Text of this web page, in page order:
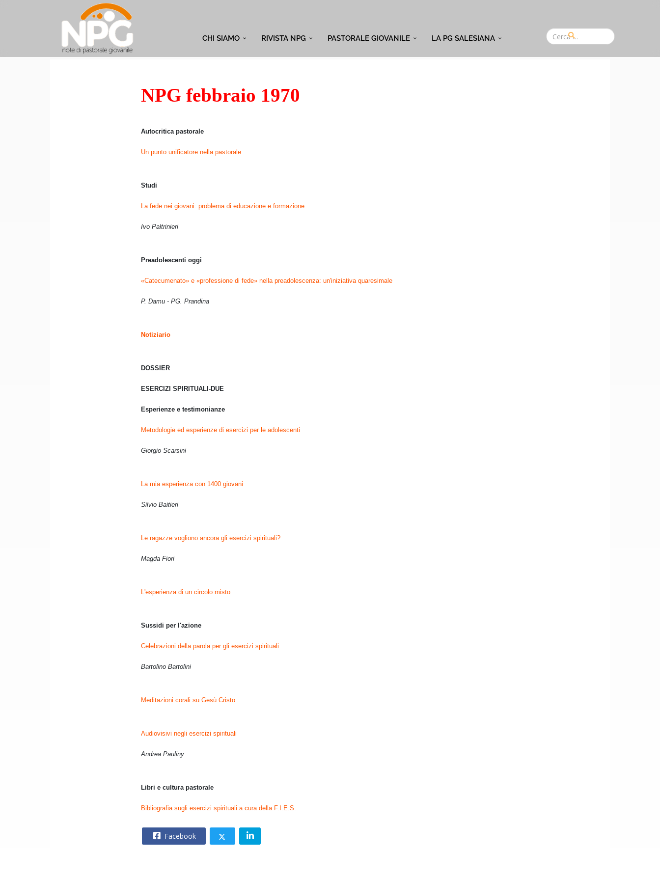
CHI SIAMO RIVISTA NPG PASTORALE GIOVANILE LA PG SALESIANA
NPG febbraio 1970
Autocritica pastorale
Un punto unificatore nella pastorale
Studi
La fede nei giovani: problema di educazione e formazione
Ivo Paltrinieri
Preadolescenti oggi
«Catecumenato» e «professione di fede» nella preadolescenza: un'iniziativa quaresimale
P. Damu - PG. Prandina
Notiziario
DOSSIER
ESERCIZI SPIRITUALI-DUE
Esperienze e testimonianze
Metodologie ed esperienze di esercizi per le adolescenti
Giorgio Scarsini
La mia esperienza con 1400 giovani
Silvio Baitieri
Le ragazze vogliono ancora gli esercizi spirituali?
Magda Fiori
L'esperienza di un circolo misto
Sussidi per l'azione
Celebrazioni della parola per gli esercizi spirituali
Bartolino Bartolini
Meditazioni corali su Gesù Cristo
Audiovisivi negli esercizi spirituali
Andrea Pauliny
Libri e cultura pastorale
Bibliografia sugli esercizi spirituali a cura della F.I.E.S.
Facebook